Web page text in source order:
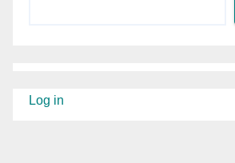
Log in